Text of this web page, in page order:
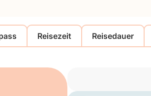
Reisezeit Reisedauer